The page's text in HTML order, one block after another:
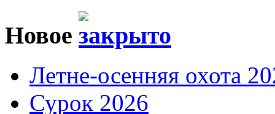
Новое
Летне-осенняя охота
Сурок 2026